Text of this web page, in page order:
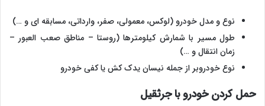
نوع و مدل خودرو (لوکس، معمولی، صفر، وارداتی، مسابقه ای و …)
طول مسیر با شمارش کیلومترها (روستا – مناطق صعب العبور –
زمان انتقال و …)
نوع خودروبر از جمله نیسان یدک کش یا کفی خودرو
حمل کردن خودرو با جرثقیل